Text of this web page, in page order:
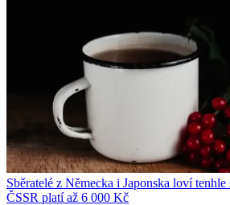
Sběratelé z Německa i Japonska loví
ČSSR platí až 6 000 Kč